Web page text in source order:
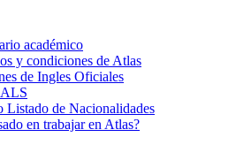
académico
y condiciones de Atlas
de Ingles Oficiales
Listado de Nacionalidades
en trabajar en Atlas?